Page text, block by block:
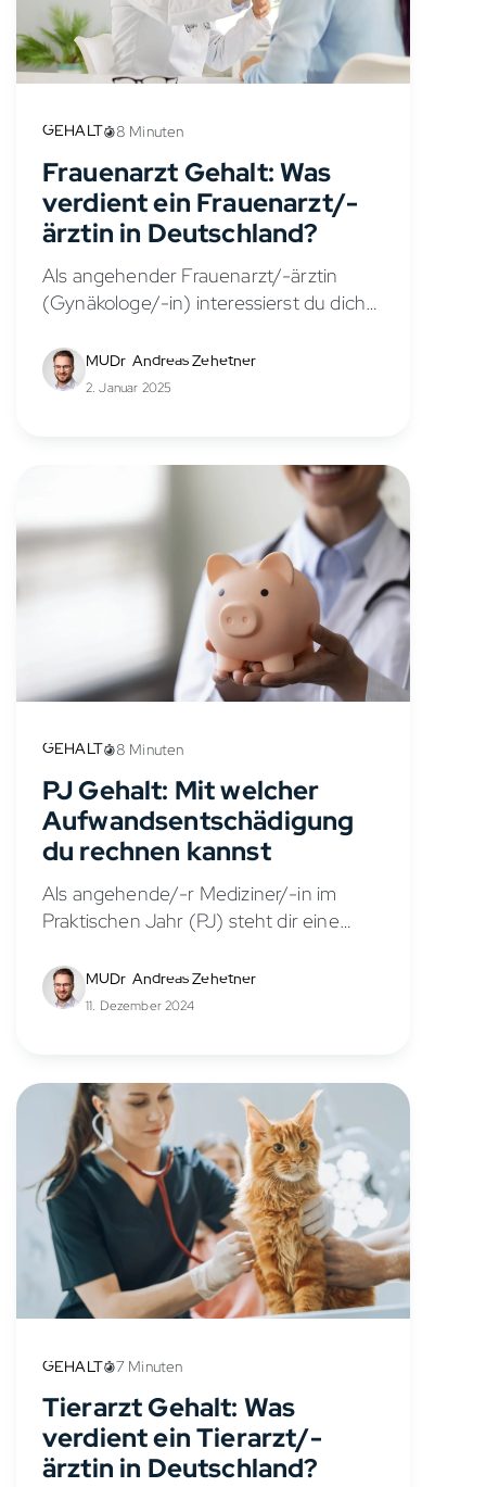
GEHALT 8 Minuten
Frauenarzt Gehalt: Was
verdient ein Frauenarzt/-
ärztin in Deutschland?
Als angehender Frauenarzt/-ärztin
(Gynäkologe/-in) interessierst du dich
diesem vielseitigen Fachbereich. Das
Gehalt eines Frauenarztes/-ärztin
Anstellungsverhältnis, Stellung in der...
MUDr. Andreas Zehetner
2. Januar 2025
GEHALT 8 Minuten
PJ Gehalt: Mit welcher
Aufwandsentschädigung
du rechnen kannst
Als angehende/-r Mediziner/-in im
Praktischen Jahr (PJ) steht dir eine
als PJ Gehalt oder PJ Vergütung
bezeichnet wird. Diese
PJs...
MUDr. Andreas Zehetner
11. Dezember 2024
GEHALT 7 Minuten
Tierarzt Gehalt: Was
verdient ein Tierarzt/-
ärztin in Deutschland?